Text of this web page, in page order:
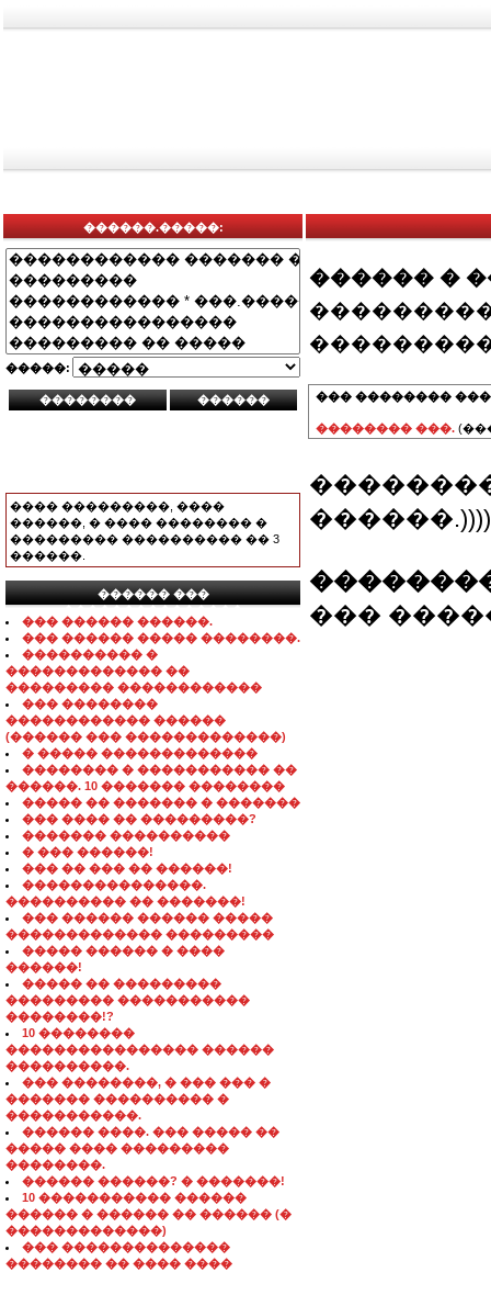
������.�����:
�����:
���� ���������, ����
������, � ���� �������� �
��������� ���������� �� 3
������.
������ ���
���������������
��� ������ ������.
��� ������ ����� ��������.
���������� �
������������� ��
��������� ������������
��� ��������
������������ ������
(������ ��� �������������)
� ����� �������������
�������� � ����������� ��
������. 10 ������� ��������
����� �� ������� � �������
��� ���� �� ���������?
������� ����������
� ��� ������!
��� �� ��� �� ������!
���������������.
���������� �� �������!
��� ������ ������ �����
������������� ���������
����� ������ � ����
������!
����� �� ���������
��������� �����������
��������!?
10 ��������
���������������� ������
����������.
��� ��������, � ��� ��� �
������� ���������� �
�����������.
������ ����. ��� ����� ��
����� ���� ���������
��������.
������ ������? � �������!
10 ����������� ������
������ � ������ �� ������ (�
�������������)
��� ��������������
�������� �� ���� ����
������ �
��� ��������
�������� ���.
��� ������